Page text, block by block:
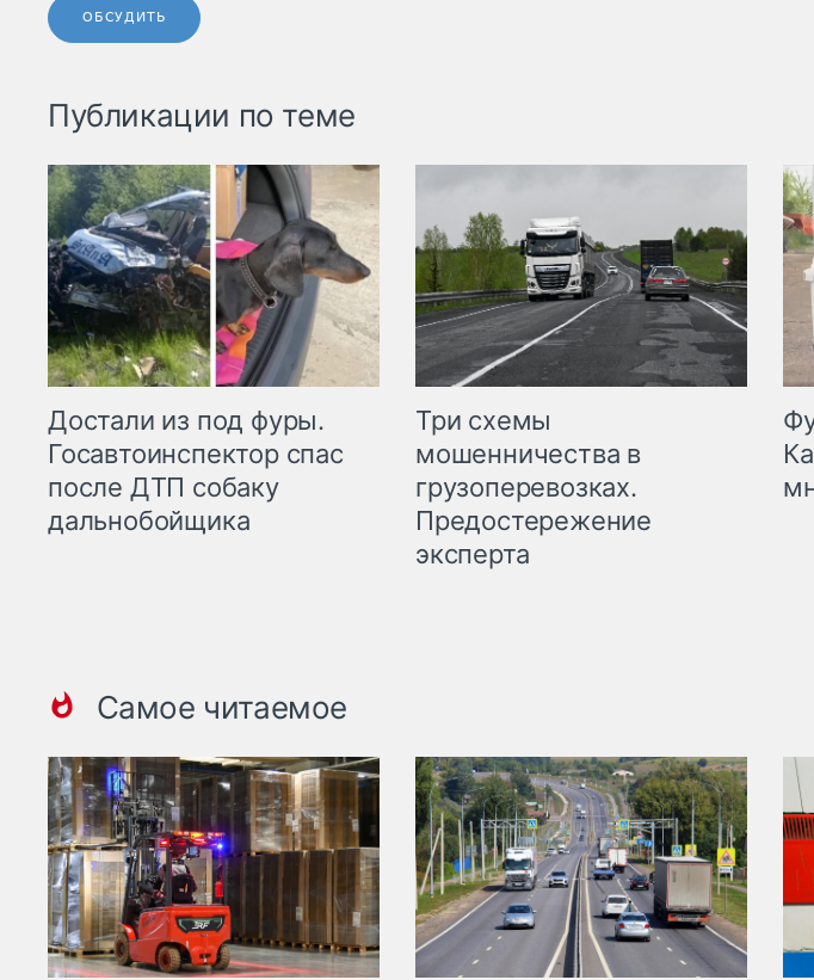
ОБСУДИТЬ
Публикации по теме
Достали из под фуры.
Госавтоинспектор спас
после ДТП собаку
дальнобойщика
Три схемы
мошенничества в
грузоперевозках.
Предостережение
эксперта
Самое читаемое